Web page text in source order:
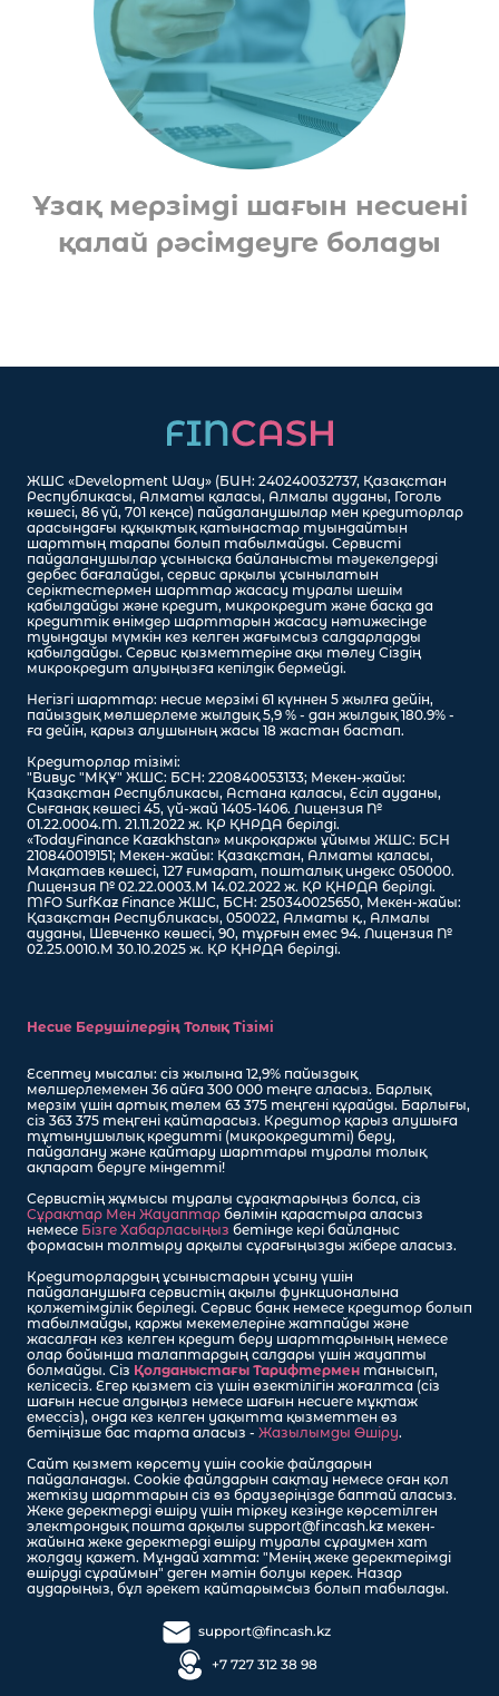
Ұзақ мерзімді шағын несиені
қалай рәсімдеуге болады
ЖШС «Development Way» (БИН: 240240032737, Қазақстан
Республикасы, Алматы қаласы, Алмалы ауданы, Гоголь
көшесі, 86 үй, 701 кеңсе) пайдаланушылар мен кредиторлар
арасындағы құқықтық қатынастар туындайтын
шарттың тарапы болып табылмайды. Сервисті
пайдаланушылар ұсынысқа байланысты тәуекелдерді
дербес бағалайды, сервис арқылы ұсынылатын
серіктестермен шарттар жасасу туралы шешім
қабылдайды және кредит, микрокредит және басқа да
кредиттік өнімдер шарттарын жасасу нәтижесінде
туындауы мүмкін кез келген жағымсыз салдарларды
қабылдайды. Сервис қызметтеріне ақы төлеу Сіздің
микрокредит алуыңызға кепілдік бермейді.
Негізгі шарттар: несие мерзімі 61 күннен 5 жылға дейін,
пайыздық мөлшерлеме жылдық 5,9 % - дан жылдық 180.9% -
ға дейін, қарыз алушының жасы 18 жастан бастап.
Кредиторлар тізімі:
"Вивус "МҚҰ" ЖШС: БСН: 220840053133; Мекен-жайы:
Қазақстан Республикасы, Астана қаласы, Есіл ауданы,
Сығанақ көшесі 45, үй-жай 1405-1406. Лицензия №
01.22.0004.M. 21.11.2022 ж. ҚР ҚНРДА берілді.
«TodayFinance Kazakhstan» микроқаржы ұйымы ЖШС: БСН
210840019151; Мекен-жайы: Қазақстан, Алматы қаласы,
Мақатаев көшесі, 127 ғимарат, пошталық индекс 050000.
Лицензия № 02.22.0003.М 14.02.2022 ж. ҚР ҚНРДА берілді.
MFO SurfKaz Finance ЖШС, БСН: 250340025650, Мекен-жайы:
Қазақстан Республикасы, 050022, Алматы қ., Алмалы
ауданы, Шевченко көшесі, 90, тұрғын емес 94. Лицензия №
02.25.0010.М 30.10.2025 ж. ҚР ҚНРДА берілді.
Несие Берушілердің Толық Тізімі
Есептеу мысалы: сіз жылына 12,9% пайыздық
мөлшерлемемен 36 айға 300 000 теңге аласыз. Барлық
мерзім үшін артық төлем 63 375 теңгені құрайды. Барлығы,
сіз 363 375 теңгені қайтарасыз. Кредитор қарыз алушыға
тұтынушылық кредитті (микрокредитті) беру,
пайдалану және қайтару шарттары туралы толық
ақпарат беруге міндетті!
Сервистің жұмысы туралы сұрақтарыңыз болса, сіз
Сұрақтар Мен Жауаптар бөлімін қарастыра аласыз
немесе Бізге Хабарласыңыз бетінде кері байланыс
формасын толтыру арқылы сұрағыңызды жібере аласыз.
Кредиторлардың ұсыныстарын ұсыну үшін
пайдаланушыға сервистің ақылы функционалына
қолжетімділік беріледі. Сервис банк немесе кредитор болып
табылмайды, қаржы мекемелеріне жатпайды және
жасалған кез келген кредит беру шарттарының немесе
олар бойынша талаптардың салдары үшін жауапты
болмайды. Сіз Қолданыстағы Тарифтермен танысып,
келісесіз. Егер қызмет сіз үшін өзектілігін жоғалтса (сіз
шағын несие алдыңыз немесе шағын несиеге мұқтаж
емессіз), онда кез келген уақытта қызметтен өз
бетіңізше бас тарта аласыз - Жазылымды Өшіру.
Сайт қызмет көрсету үшін cookie файлдарын
пайдаланады. Cookie файлдарын сақтау немесе оған қол
жеткізу шарттарын сіз өз браузеріңізде баптай аласыз.
Жеке деректерді өшіру үшін тіркеу кезінде көрсетілген
электрондық пошта арқылы support@fincash.kz мекен-
жайына жеке деректерді өшіру туралы сұраумен хат
жолдау қажет. Мұндай хатта: "Менің жеке деректерімді
өшіруді сұраймын" деген мәтін болуы керек. Назар
аударыңыз, бұл әрекет қайтарымсыз болып табылады.
support@fincash.kz
+7 727 312 38 98